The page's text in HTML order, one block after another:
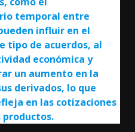
temporal entre
influir en el
tipo de acuerdos, al
económica y
un aumento en la
derivados, lo que
en las cotizaciones